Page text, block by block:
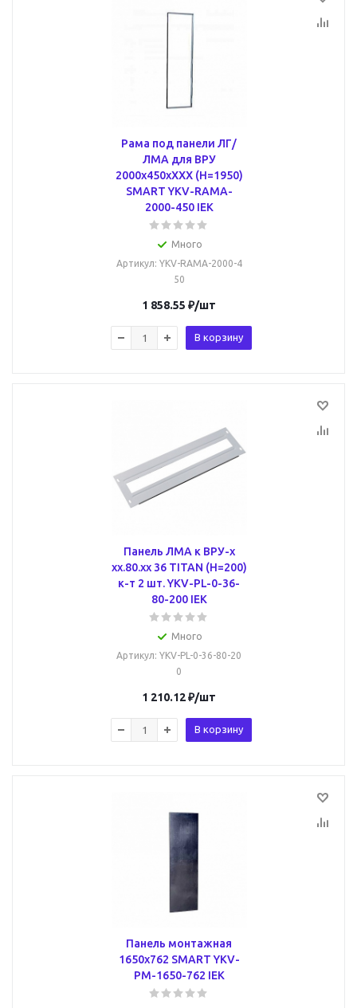
Рама под панели ЛГ/
ЛМА для ВРУ
2000х450хХХХ (Н=1950)
SMART YKV-RAMA-
2000-450 IEK
Много
Артикул: YKV-RAMA-2000-4
50
1 858.55 ₽/шт
В корзину
Панель ЛМА к ВРУ-х
хх.80.хх 36 TITAN (H=200)
к-т 2 шт. YKV-PL-0-36-
80-200 IEK
Много
Артикул: YKV-PL-0-36-80-20
0
1 210.12₽/шт
В корзину
Панель монтажная
1650х762 SMART YKV-
PM-1650-762 IEK